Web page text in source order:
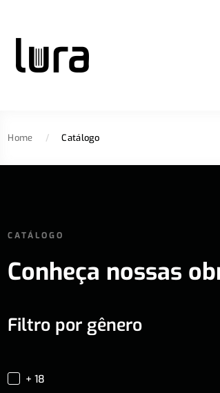
Home / Catálogo
CATÁLOGO
Conheça nossas
Filtro por gênero
+ 18